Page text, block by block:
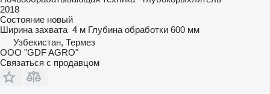
2018
Состояние новый
Ширина захвата 4 м Глубина обработки 600 мм
Узбекистан, Термез
ООО "GDF AGRO"
Связаться с продавцом